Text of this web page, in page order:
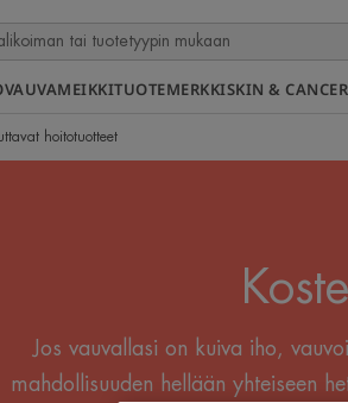
VAUVAMEIKKITUOTEMERKKISKIN & CANCER
hoitotuotteet
Jos vauvallasi on kuiva iho,
mahdollisuuden hellään yhteiseen